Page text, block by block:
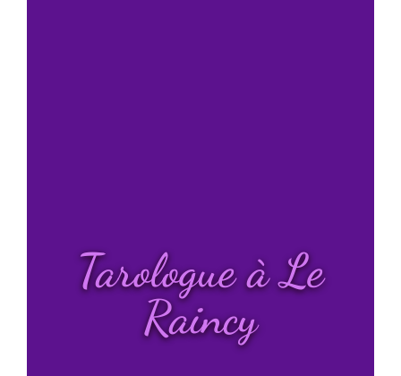
Tarologue à Le
Raincy